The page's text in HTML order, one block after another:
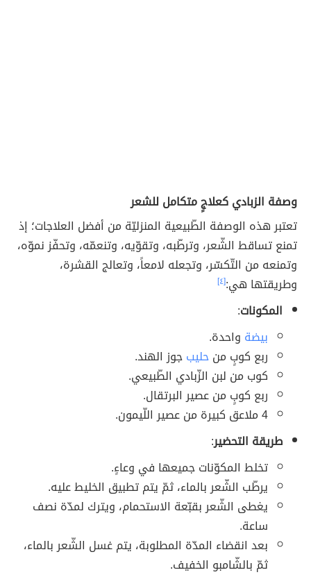
وصفة الزبادي كعلاجٍ متكامل للشعر
تعتبر هذه الوصفة الطّبيعية المنزليّة من أفضل العلاجات؛ إذ
تمنع تساقط الشّعر، وترطّبه، وتقوّيه، وتنعمّه، وتحفّز نموّه،
وتمنعه من التّكسّر، وتجعله لامعاً، وتعالج القشرة،
وطريقتها هي:[٤]
المكونات:
بيضة واحدة.
ربع كوبٍ منحليبجوز الهند.
كوب من لبن الزّبادي الطّبيعي.
ربع كوبٍ من عصير البرتقال.
4 ملاعق كبيرة من عصير اللّيمون.
طريقة التحضير:
تخلط المكوّنات جميعها في وعاءٍ.
يرطّب الشّعر بالماء، ثمّ يتم تطبيق الخليط عليه.
يغطى الشّعر بقبّعة الاستحمام، ويترك لمدّة نصف
ساعة.
بعد انقضاء المدّة المطلوبة، يتم غسل الشّعر بالماء،
ثمّ بالشّامبو الخفيف.